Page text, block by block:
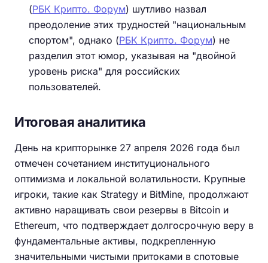
(РБК Крипто. Форум) шутливо назвал
преодоление этих трудностей "национальным
спортом", однако (РБК Крипто. Форум) не
разделил этот юмор, указывая на "двойной
уровень риска" для российских
пользователей.
Итоговая аналитика
День на крипторынке 27 апреля 2026 года был
отмечен сочетанием институционального
оптимизма и локальной волатильности. Крупные
игроки, такие как Strategy и BitMine, продолжают
активно наращивать свои резервы в Bitcoin и
Ethereum, что подтверждает долгосрочную веру в
фундаментальные активы, подкрепленную
значительными чистыми притоками в спотовые